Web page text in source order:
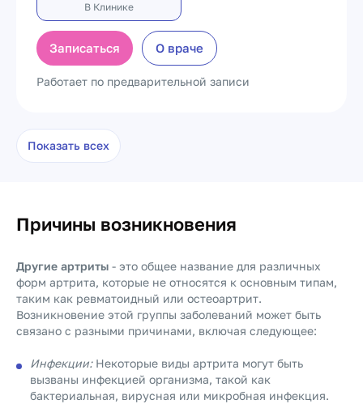
В Клинике
Записаться О враче
Работает по предварительной записи
Показать всех
Причины возникновения
Другие артриты - это общее название для различных
форм артрита, которые не относятся к основным типам,
таким как ревматоидный или остеоартрит.
Возникновение этой группы заболеваний может быть
связано с разными причинами, включая следующее:
Инфекции:Некоторые виды артрита могут быть
вызваны инфекцией организма, такой как
бактериальная, вирусная или микробная инфекция.